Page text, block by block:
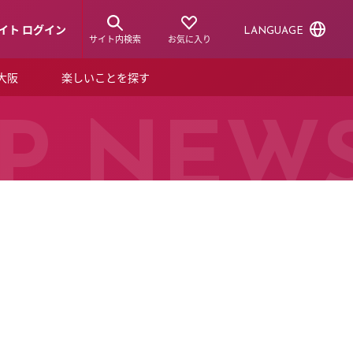
ト ログイン
サイト内検索 お気に入り
LANGUAGE
阪
カード
から！
楽しいことを探す
ショップニュース